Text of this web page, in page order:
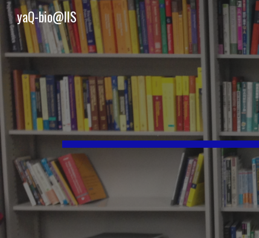
yaQ-bio@IIS